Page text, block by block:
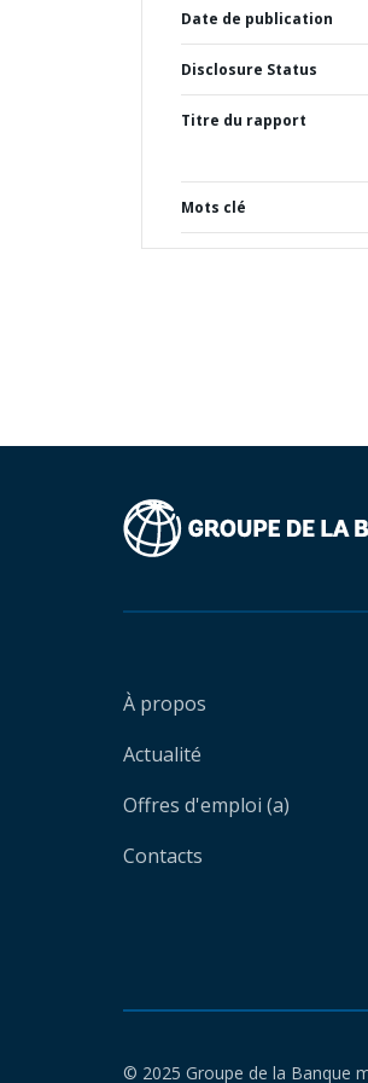
Date de publication
Disclosure Status
Titre du rapport
Mots clé
À propos
Actualité
Offres d'emploi (a)
Contacts
© 2025 Groupe de la Banque